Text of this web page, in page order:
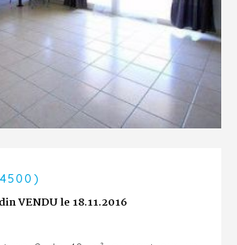
VENDU le 18.11.2016